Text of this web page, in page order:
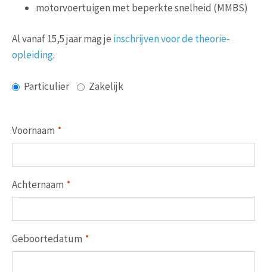
motorvoertuigen met beperkte snelheid (MMBS)
Al vanaf 15,5 jaar mag je inschrijven voor de theorie-
opleiding.
Particulier Zakelijk
Voornaam
Achternaam
Geboortedatum